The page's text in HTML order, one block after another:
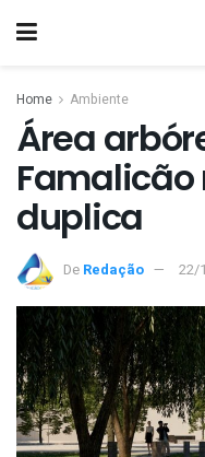
Home Ambiente
Área
duplica
De Redação 22/